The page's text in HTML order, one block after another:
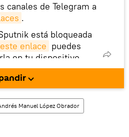
canales de Telegram a
.
está bloqueada
este enlace puedes
en tu dispositivo
cuenta en la red
Manuel López Obrador